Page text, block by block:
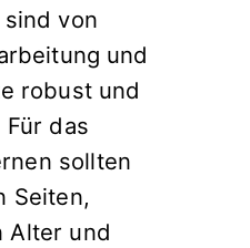
von
und
robust und
das
sollten
Seiten,
Alter und